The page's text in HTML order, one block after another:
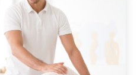
OSTÉOPOROSE